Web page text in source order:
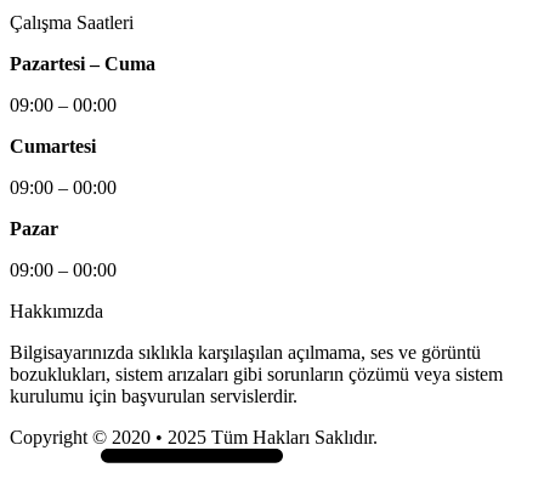
Çalışma Saatleri
Pazartesi – Cuma
09:00 – 00:00
Cumartesi
09:00 – 00:00
Pazar
09:00 – 00:00
Hakkımızda
Bilgisayarınızda sıklıkla karşılaşılan açılmama, ses ve görüntü
bozuklukları, sistem arızaları gibi sorunların çözümü veya sistem
kurulumu için başvurulan servislerdir.
Copyright © 2020 • 2025 Tüm Hakları Saklıdır.